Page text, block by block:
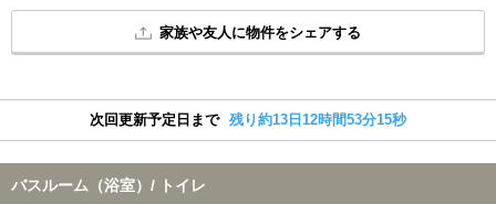
家族や友人に物件をシェアする
次回更新予定日まで 残り約13日12時間53分14秒
バスルーム（浴室）/ トイレ